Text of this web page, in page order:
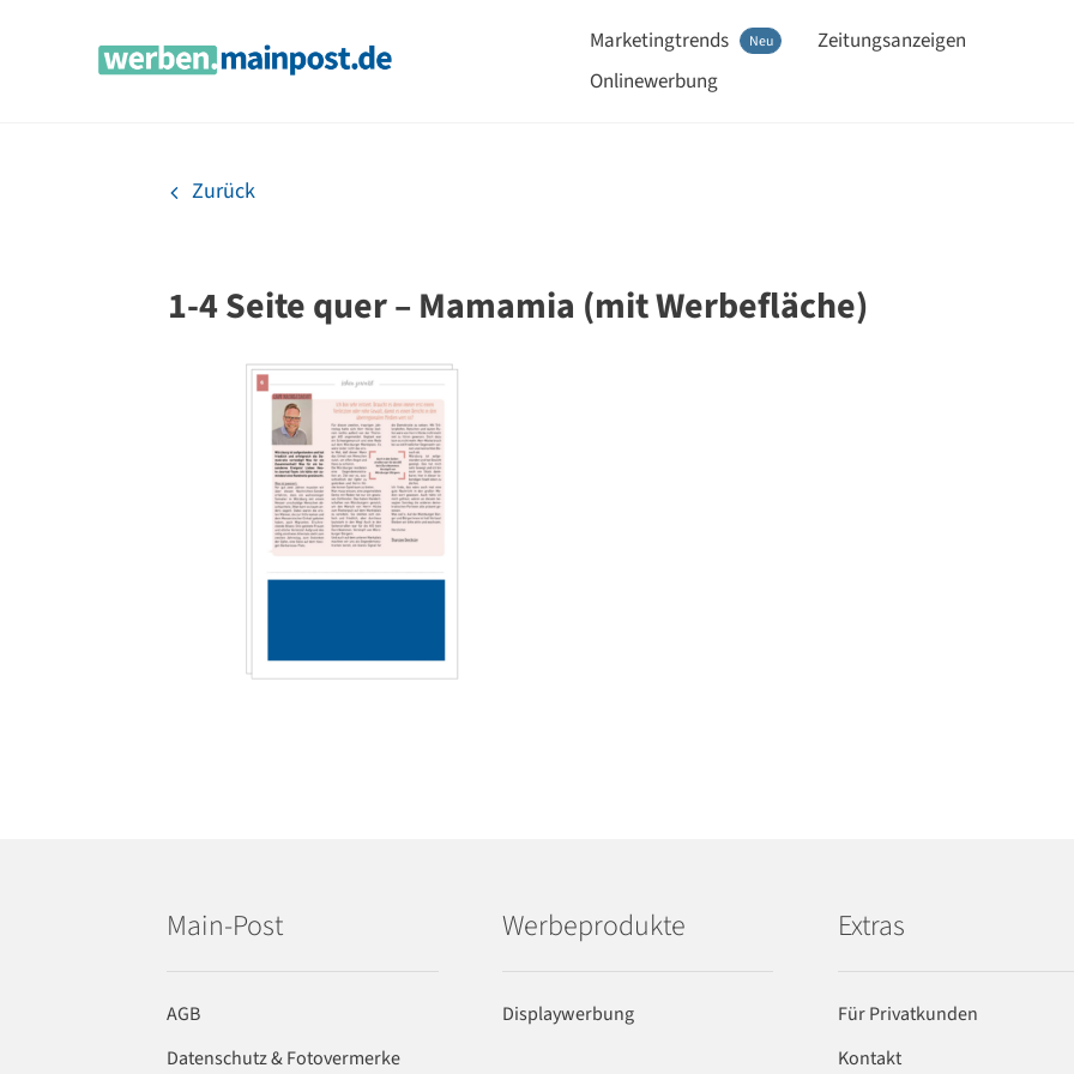
Marketingtrends Neu
Zeitungsanzeigen
Onlinewerbung
Zurück
1-4 Seite quer – Mamamia (mit Werbefläche)
Main-Post
AGB
Datenschutz & Fotovermerke
Werbeprodukte
Displaywerbung
Extras
Für Privatkunden
Kontakt